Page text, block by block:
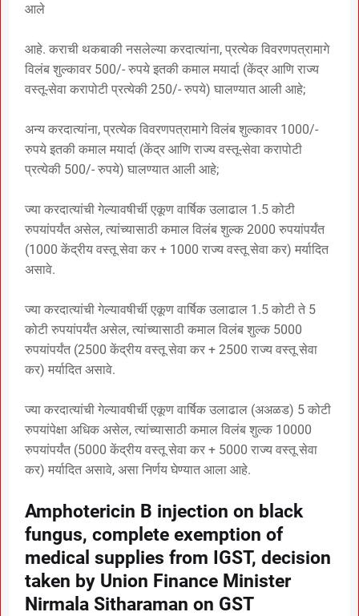
आले
आहे. कराची थकबाकी नसलेल्या करदात्यांना, प्रत्येक विवरणपत्रामागे
विलंब शुल्कावर 500/- रुपये इतकी कमाल मयार्दा (केंद्र आणि राज्य
वस्तू-सेवा करापोटी प्रत्येकी 250/- रुपये) घालण्यात आली आहे;
अन्य करदात्यांना, प्रत्येक विवरणपत्रामागे विलंब शुल्कावर 1000/-
रुपये इतकी कमाल मयार्दा (केंद्र आणि राज्य वस्तू-सेवा करापोटी
प्रत्येकी 500/- रुपये) घालण्यात आली आहे;
ज्या करदात्यांची गेल्यावषीर्ची एकूण वार्षिक उलाढाल 1.5 कोटी
रुपयांपर्यंत असेल, त्यांच्यासाठी कमाल विलंब शुल्क 2000 रुपयांपर्यंत
(1000 केंद्रीय वस्तू सेवा कर + 1000 राज्य वस्तू सेवा कर) मर्यादित
असावे.
ज्या करदात्यांची गेल्यावषीर्ची एकूण वार्षिक उलाढाल 1.5 कोटी ते 5
कोटी रुपयांपर्यंत असेल, त्यांच्यासाठी कमाल विलंब शुल्क 5000
रुपयांपर्यंत (2500 केंद्रीय वस्तू सेवा कर + 2500 राज्य वस्तू सेवा
कर) मर्यादित असावे.
ज्या करदात्यांची गेल्यावषीर्ची एकूण वार्षिक उलाढाल (अअळड) 5 कोटी
रुपयांपेक्षा अधिक असेल, त्यांच्यासाठी कमाल विलंब शुल्क 10000
रुपयांपर्यंत (5000 केंद्रीय वस्तू सेवा कर + 5000 राज्य वस्तू सेवा
कर) मर्यादित असावे, असा निर्णय घेण्यात आला आहे.
Amphotericin B injection on black
fungus, complete exemption of
medical supplies from IGST, decision
taken by Union Finance Minister
Nirmala Sitharaman on GST